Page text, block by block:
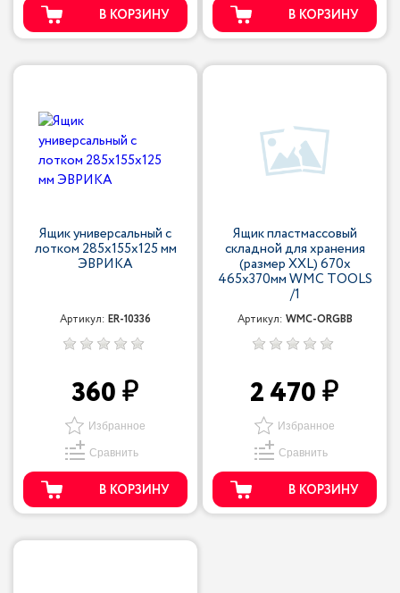
В КОРЗИНУ В КОРЗИНУ
Ящик универсальный с
лотком 285х155х125 мм
ЭВРИКА
Артикул: ER-10336
360
Избранное
Сравнить
В КОРЗИНУ
Ящик пластмассовый
складной для хранения
(размер XXL) 670х
465х370мм WMC TOOLS
/1
Артикул: WMC-ORGBB
2 470
Избранное
Сравнить
В КОРЗИНУ